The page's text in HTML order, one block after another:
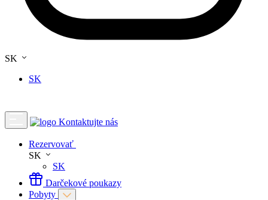
SK
SK
Kontaktujte nás
Rezervovať
SK
SK
Darčekové poukazy
Pobyty